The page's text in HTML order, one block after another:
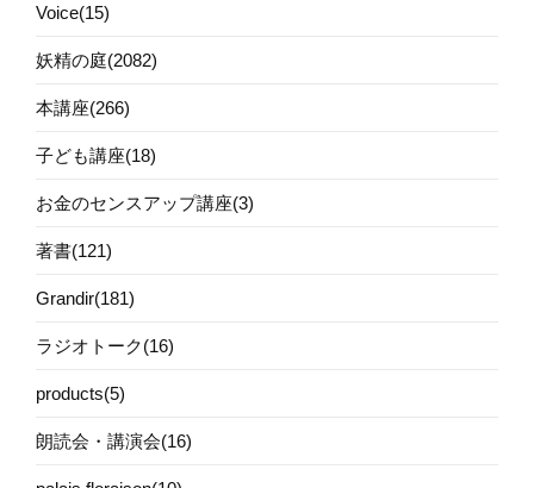
Voice(15)
妖精の庭(2082)
本講座(266)
子ども講座(18)
お金のセンスアップ講座(3)
著書(121)
Grandir(181)
ラジオトーク(16)
products(5)
朗読会・講演会(16)